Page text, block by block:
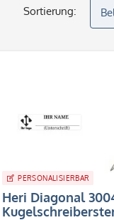
Sortierung:
PERSONALISIERBAR
Heri Diagonal